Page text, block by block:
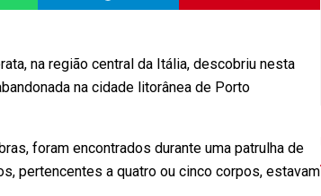
na região central da Itália, descobriu nesta
na cidade litorânea de Porto
foram encontrados durante uma patrulha de
pertencentes a quatro ou cinco corpos, estavam